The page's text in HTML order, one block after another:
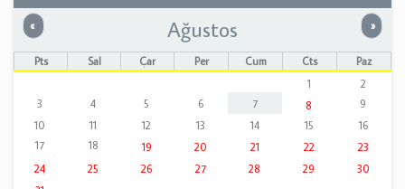
« Önceki »
Ağustos
Pts Sal Çar Per Cum Cts
Paz
1
2
3
4 5 6 7 8
9
10
11 12 13 14 15
16
17
18 19 20 21 22
23
24
25 26 27 28 29
30